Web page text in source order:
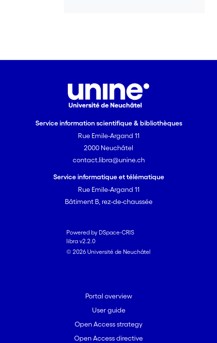
Service information scientifique & bibliothèques
Rue Emile-Argand 11
2000 Neuchâtel
contact.libra@unine.ch
Service informatique et télématique
Rue Emile-Argand 11
Bâtiment B, rez-de-chaussée
Powered by DSpace-CRIS
libra v2.2.0
© 2026 Université de Neuchâtel
Portal overview
User guide
Open Access strategy
Open Access directive